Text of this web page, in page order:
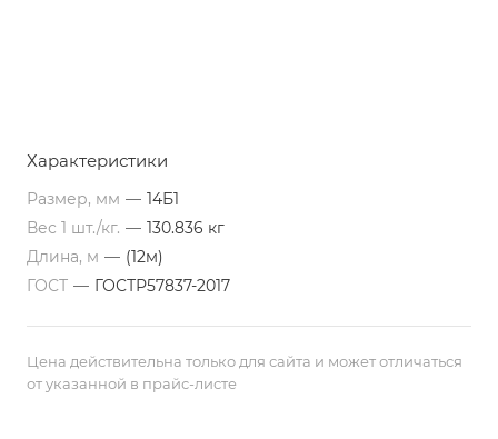
Характеристики
Размер, мм — 14Б1
Вес 1 шт./кг. — 130.836 кг
Длина, м — (12м)
ГОСТ — ГОСТР57837-2017
Цена действительна только для сайта и может отличаться
от указанной в прайс-листе